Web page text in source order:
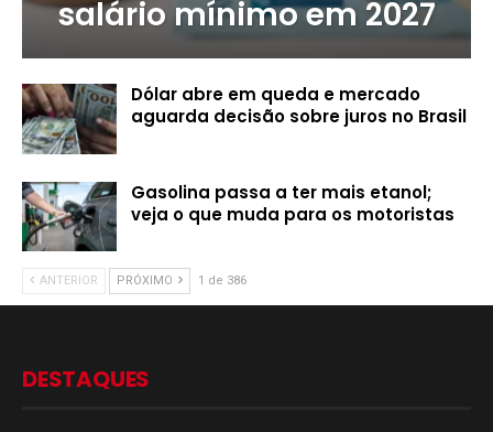
salário mínimo em 2027
Dólar abre em queda e mercado
aguarda decisão sobre juros no Brasil
Gasolina passa a ter mais etanol;
veja o que muda para os motoristas
ANTERIOR PRÓXIMO 1 de 386
DESTAQUES